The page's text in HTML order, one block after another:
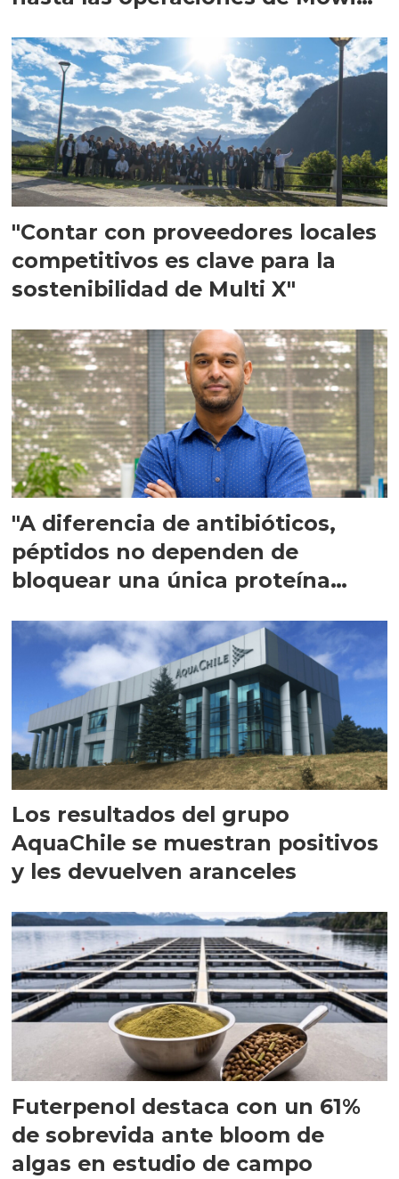
"Contar con proveedores locales
competitivos es clave para la
sostenibilidad de Multi X"
"A diferencia de antibióticos,
péptidos no dependen de
bloquear una única proteína
Los resultados del grupo
AquaChile se muestran positivos
y les devuelven aranceles
Futerpenol destaca con un 61%
de sobrevida ante bloom de
algas en estudio de campo